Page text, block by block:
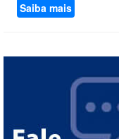
Saiba mais